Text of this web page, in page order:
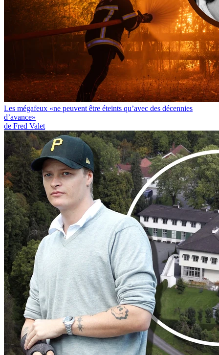
Les mégafeux «ne peuvent être éteints qu’avec des décennies
d’avance»
de Fred Valet